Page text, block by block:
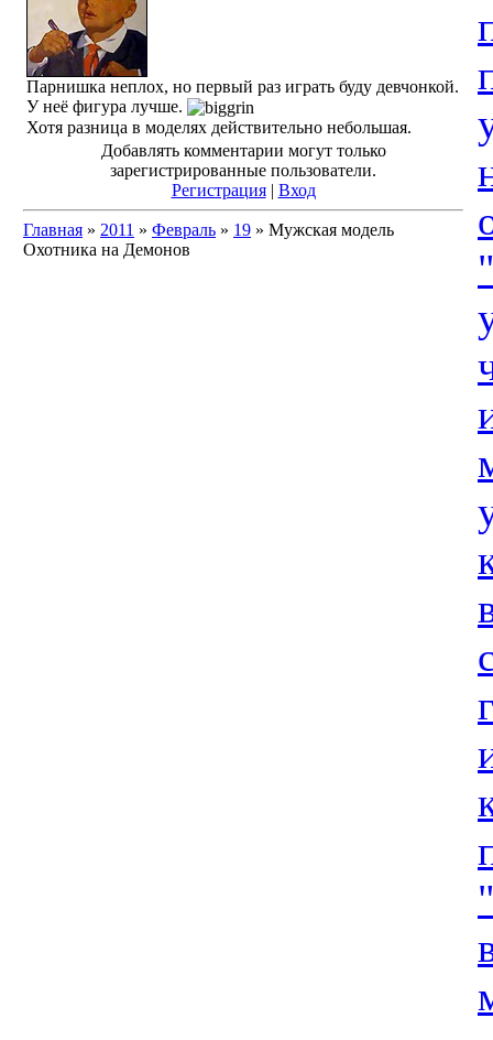
Парнишка неплох, но первый раз играть буду девчонкой.
У неё фигура лучше.
Хотя разница в моделях действительно небольшая.
Добавлять комментарии могут только
зарегистрированные пользователи.
Регистрация| Вход
Главная » 2011 » Февраль » 19 » Мужская модель
Охотника на Демонов